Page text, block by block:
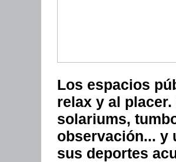
Los espacios
relax y al
solariums,
observación... y
sus deportes